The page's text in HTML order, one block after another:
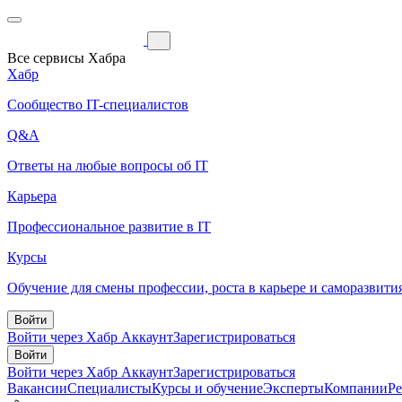
Все сервисы Хабра
Хабр
Сообщество IT-специалистов
Q&A
Ответы на любые вопросы об IT
Карьера
Профессиональное развитие в IT
Курсы
Обучение для смены профессии, роста в карьере и
Войти
Войти через Хабр АккаунтЗарегистрироваться
Войти
Войти через Хабр АккаунтЗарегистрироваться
ВакансииСпециалистыКурсы и обучениеЭкспертыКомпании